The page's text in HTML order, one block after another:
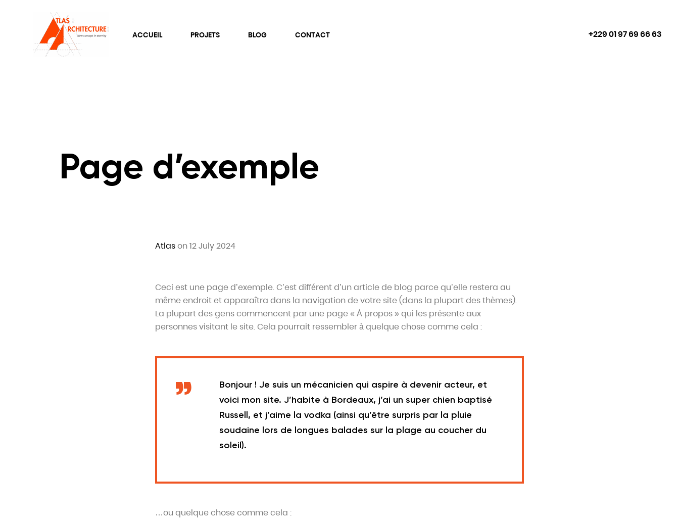
ACCUEIL PROJETS BLOG CONTACT +229 01 97 69 66 63
Page d’exemple
Atlason 12 July 2024
Ceci est une page d’exemple. C’est différent d’un article de blog parce qu’elle restera au
même endroit et apparaîtra dans la navigation de votre site (dans la plupart des thèmes).
La plupart des gens commencent par une page « À propos » qui les présente aux
personnes visitant le site. Cela pourrait ressembler à quelque chose comme cela :
Bonjour ! Je suis un mécanicien qui aspire à devenir acteur, et
voici mon site. J’habite à Bordeaux, j’ai un super chien baptisé
Russell, et j’aime la vodka (ainsi qu’être surpris par la pluie
soudaine lors de longues balades sur la plage au coucher du
soleil).
…ou quelque chose comme cela :